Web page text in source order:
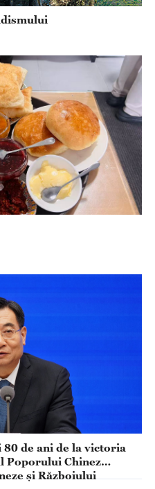
80 de ani de la victoria
Poporului Chinez
și Războiului